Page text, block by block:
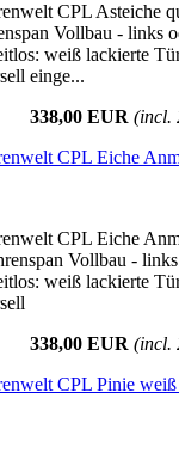
CPL Asteiche
Vollbau - links
weiß lackierte
einge...
338,00 EUR (incl.
CPL Eiche
CPL Eiche
Vollbau -
weiß lackierte
338,00 EUR (incl.
CPL Pinie